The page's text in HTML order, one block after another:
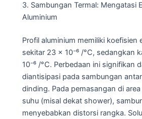
3. Sambungan Termal: Mengatasi
Aluminium
Profil aluminium memiliki koefisien
sekitar 23 x 10⁻⁶ /°C, sedangkan
10⁻⁶ /°C. Perbedaan ini signifikan
diantisipasi pada sambungan
dinding. Pada pemasangan di
suhu (misal dekat shower),
menyebabkan distorsi rangka.